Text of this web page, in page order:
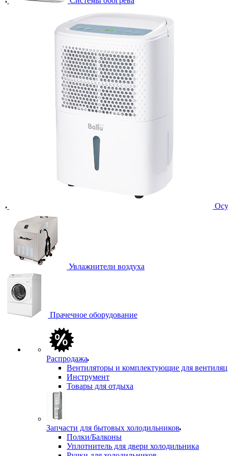
Увлажнители воздуха
Прачечное оборудование
Распродажа
Вентиляторы и комплектующие для
Инструмент
Товары для отдыха
Запчасти для бытовых холодильников
Полки/Балконы
Уплотнитель для двери холодильника